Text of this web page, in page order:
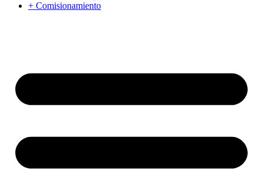
+ Comisionamiento